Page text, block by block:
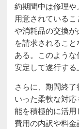
約期間中は修理
用意されている
や消耗品の交換
を請求されるこ
ある。このよう
安定して遂行する
さらに、期間終
いった柔軟な対
能を積極的に活
費用の内訳や料